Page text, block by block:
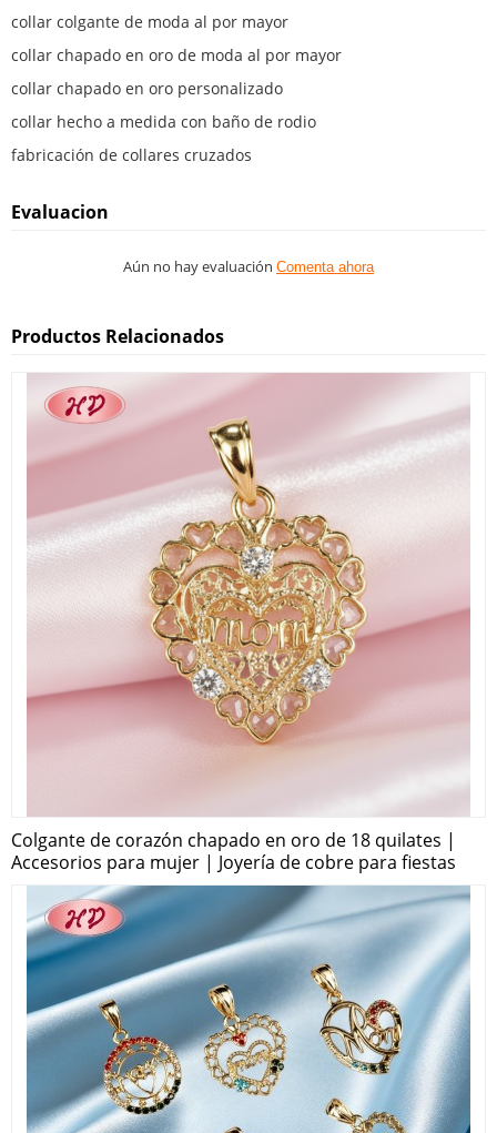
collar colgante de moda al por mayor
collar chapado en oro de moda al por mayor
collar chapado en oro personalizado
collar hecho a medida con baño de rodio
fabricación de collares cruzados
Evaluacion
Aún no hay evaluación Comenta ahora
Productos Relacionados
Colgante de corazón chapado en oro de 18 quilates |
Accesorios para mujer | Joyería de cobre para fiestas